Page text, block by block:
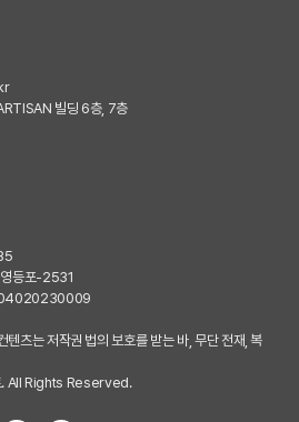
빌딩 6층, 7층
등포-2531
츠는 저작권 법의 보호를 받는 바, 무단 전재, 복
All Rights Reserved.